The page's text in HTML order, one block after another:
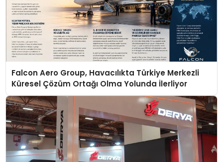
Falcon Aero Group, Havacılıkta Türkiye Merkezli
Küresel Çözüm Ortağı Olma Yolunda İlerliyor